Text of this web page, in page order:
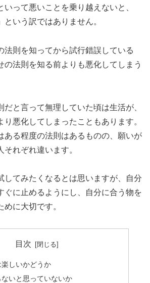
いって悪いことを乗り越えないと、
という訳ではありません。
法則を知ってから試行錯誤している
の法則を知る前よりも悪化してしまう
だと言って無理していた頃は生活が、
り悪化してしまったこともあります。
ある程度の法則はあるものの、願いが
れぞれ違います。
してみたくなるとは思いますが、自分
ぐに止めるようにし、自分に合う物を
に大切です。
目次
楽しいかどうか
いと思っていないか